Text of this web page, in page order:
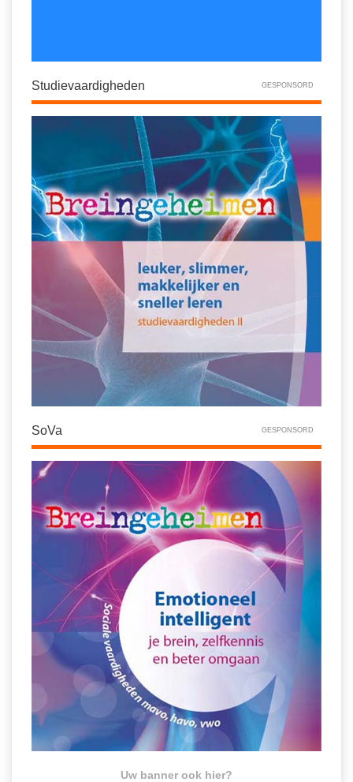
Studievaardigheden GESPONSORD
SoVa GESPONSORD
Uw banner ook hier?